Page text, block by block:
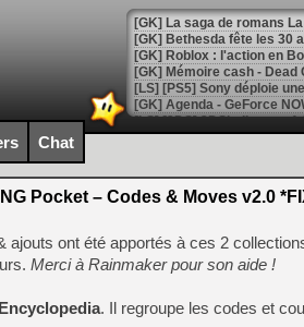
[GK] Bethesda fête les 30
[GK] Roblox : l'action en
[GK] Agenda - GeForce
[GK] Devolver Digital en a
[LS] [PS5] ps5-y2jb-
[GK] Pourquoi Marvel
[GK] Test : Restory : Chill
[GK] GTA 6 : Rockstar
[GK] Hot Wheels Infinite
[GK] Mémoire cash -
[GK] Résultats Nintendo :
[GK] Déjà des
Chat
Pocket – Codes & Moves v2.0
ont été apportés à ces 2
Merci à Rainmaker pour son aide !
. Il regroupe les codes et